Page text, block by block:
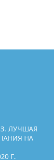
ЛУЧШАЯ
НА
Г.